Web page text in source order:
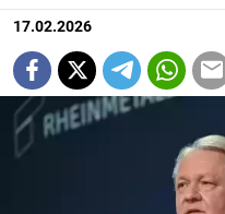
17.02.2026